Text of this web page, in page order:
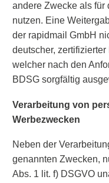
andere Zwecke als für
nutzen. Eine
der rapidmail GmbH
deutscher,
welcher nach den
BDSG sorgfältig
Verarbeitung von
Werbezwecken
Neben der
genannten Zwecken,
Abs. 1 lit. f) DSGVO